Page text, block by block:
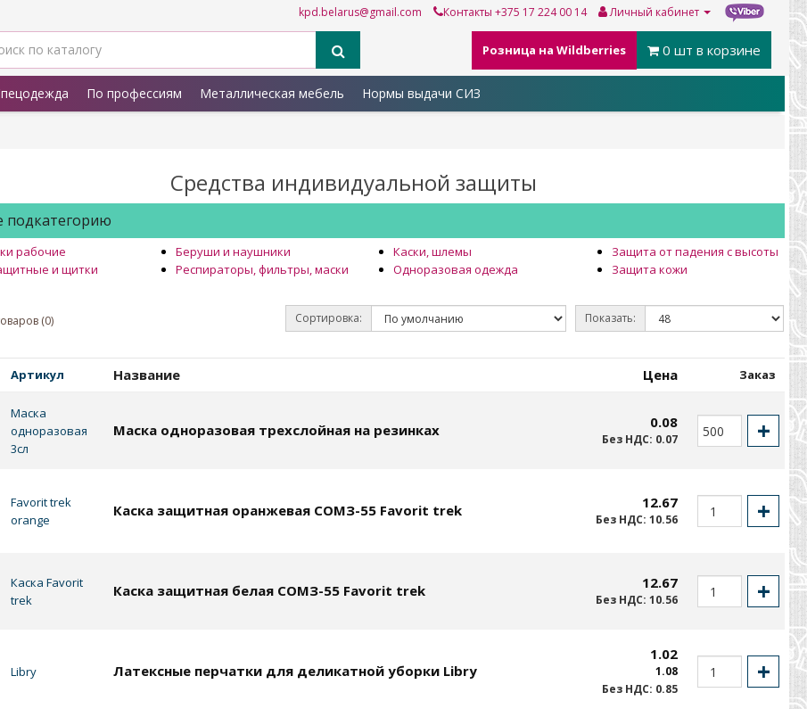
kpd.belarus@gmail.com Контакты +375 17 224 00 14 Личный кабинет
Розница на Wildberries 0 шт в корзине
По профессиям Металлическая мебель Нормы выдачи СИЗ
Средства индивидуальной защиты
подкатегорию
рабочие
и щитки
Беруши и наушники
Респираторы, фильтры, маски
Каски, шлемы
Одноразовая одежда
Защита от падения с высоты
Защита кожи
(0) Сортировка: Показать:
Артикул Название Цена Заказ
Маска
одноразовая
3сл
Маска одноразовая трехслойная на резинках 0.08
Без НДС: 0.07
Favorit trek
orange
Каска защитная оранжевая СОМЗ-55 Favorit trek 12.67
Без НДС: 10.56
Каска Favorit
trek
Каска защитная белая СОМЗ-55 Favorit trek 12.67
Без НДС: 10.56
Libry Латексные перчатки для деликатной уборки Libry
1.02
1.08
Без НДС: 0.85